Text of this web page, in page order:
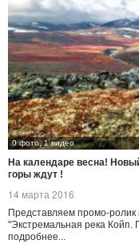
0 фото, 1 видео
На календаре весна!
горы ждут !
14 марта 2016
Представляем промо-ролик
"Экстремальная река
подробнее...